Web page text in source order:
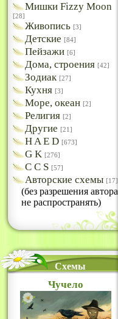
Мишки Fizzy Moon
[28]
Живопись [3]
Детские [84]
Пейзажи [6]
Дома, строения [42]
Зодиак [27]
Кухня [3]
Море, океан [2]
Религия [2]
Другие [21]
H A E D [673]
G K [276]
C C S [57]
Авторские схемы [17]
(без разрешения автора
не распространять)
Схемы
Чучело